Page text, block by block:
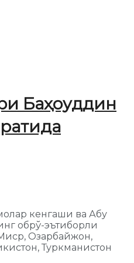
Баҳоуддин
кенгаши ва Абу
обрў-эътиборли
Озарбайжон,
Туркманистон